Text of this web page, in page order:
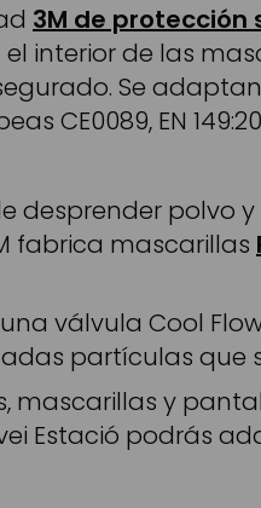
3M de protección
interior de las
Se
EN
desprender polvo
fabrica mascarillas
válvula Cool
partículas que
mascarillas y
Estació podrás